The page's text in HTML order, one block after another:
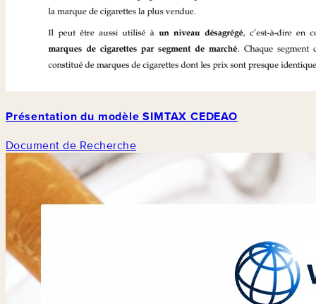
Présentation du modèle SIMTAX CEDEAO
Document de Recherche